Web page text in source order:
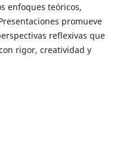
enfoques teóricos,
promueve
reflexivas que
rigor, creatividad y